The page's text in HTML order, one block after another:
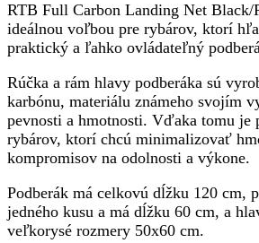
RTB Full Carbon Landing Net Black/
ideálnou voľbou pre rybárov, ktorí
praktický a ľahko ovládateľný
Rúčka a rám hlavy podberáka sú
karbónu, materiálu známeho svojím
pevnosti a hmotnosti. Vďaka tomu je
rybárov, ktorí chcú minimalizovať
kompromisov na odolnosti a výkone.
Podberák má celkovú dĺžku 120 cm,
jedného kusu a má dĺžku 60 cm, a
veľkorysé rozmery 50x60 cm.